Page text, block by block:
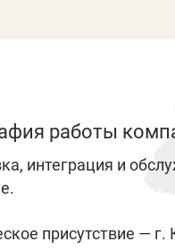
работы
интеграция и
присутствие —